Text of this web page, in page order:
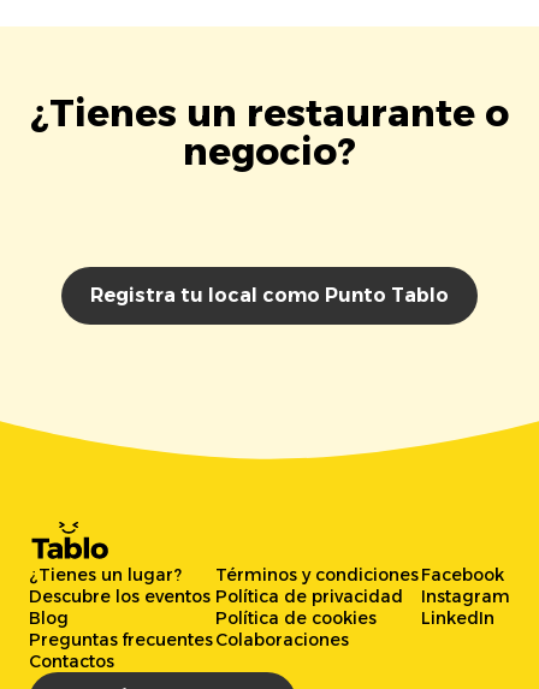
¿Tienes un restaurante o
negocio?
Registra tu local como Punto Tablo
¿Tienes un lugar?
Descubre los eventos
Blog
Preguntas frecuentes
Contactos
Términos y condiciones
Política de privacidad
Política de cookies
Colaboraciones
Facebook
Instagram
LinkedIn